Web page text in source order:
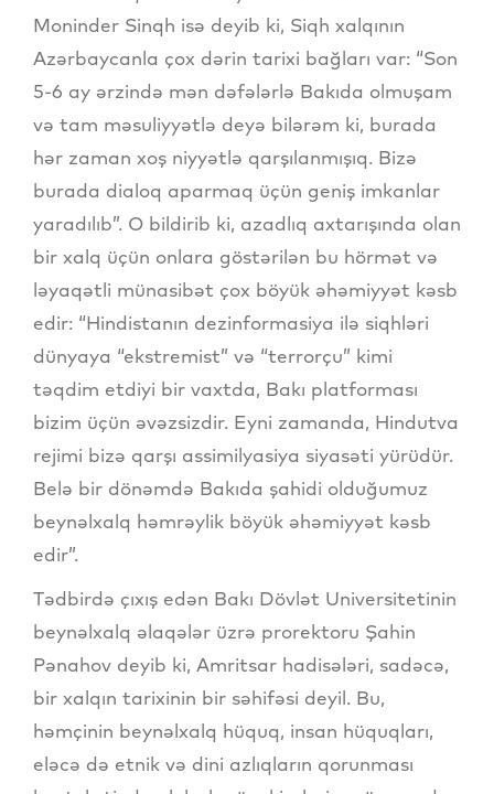
Moninder Sinqh isə deyib ki, Siqh xalqının
Azərbaycanla çox dərin tarixi bağları var: “Son
5-6 ay ərzində mən dəfələrlə Bakıda olmuşam
və tam məsuliyyətlə deyə bilərəm ki, burada
hər zaman xoş niyyətlə qarşılanmışıq. Bizə
burada dialoq aparmaq üçün geniş imkanlar
yaradılıb”. O bildirib ki, azadlıq axtarışında olan
bir xalq üçün onlara göstərilən bu hörmət və
ləyaqətli münasibət çox böyük əhəmiyyət kəsb
edir: “Hindistanın dezinformasiya ilə siqhləri
dünyaya “ekstremist” və “terrorçu” kimi
təqdim etdiyi bir vaxtda, Bakı platforması
bizim üçün əvəzsizdir. Eyni zamanda, Hindutva
rejimi bizə qarşı assimilyasiya siyasəti yürüdür.
Belə bir dönəmdə Bakıda şahidi olduğumuz
beynəlxalq həmrəylik böyük əhəmiyyət kəsb
edir”.
Tədbirdə çıxış edən Bakı Dövlət Universitetinin
beynəlxalq əlaqələr üzrə prorektoru Şahin
Pənahov deyib ki, Amritsar hadisələri, sadəcə,
bir xalqın tarixinin bir səhifəsi deyil. Bu,
həmçinin beynəlxalq hüquq, insan hüquqları,
eləcə də etnik və dini azlıqların qorunması